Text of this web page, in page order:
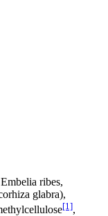
ribes,
glabra),
[1],